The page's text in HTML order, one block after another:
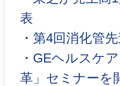
表
・ 第4回消化管
・ GEヘルスケ
革」セミナーを